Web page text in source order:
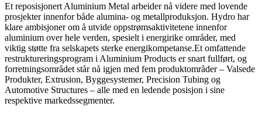
Et reposisjonert Aluminium Metal arbeider nå videre med lovende
prosjekter innenfor både alumina- og metallproduksjon. Hydro har
klare ambisjoner om å utvide oppstrømsaktivitetene innenfor
aluminium over hele verden, spesielt i energirike områder, med
viktig støtte fra selskapets sterke energikompetanse.Et omfattende
restruktureringsprogram i Aluminium Products er snart fullført, og
forretningsområdet står nå igjen med fem produktområder – Valsede
Produkter, Extrusion, Byggesystemer, Precision Tubing og
Automotive Structures – alle med en ledende posisjon i sine
respektive markedssegmenter.